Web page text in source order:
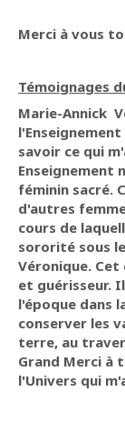
Merci à vous
Témoignages
Marie-Annick
savoir ce qui
Enseignement
féminin sacré.
d'autres
cours de
sororité sous
Véronique.
et guérisseur.
l'époque dans
conserver les
terre, au
Grand Merci à
l'Univers qui